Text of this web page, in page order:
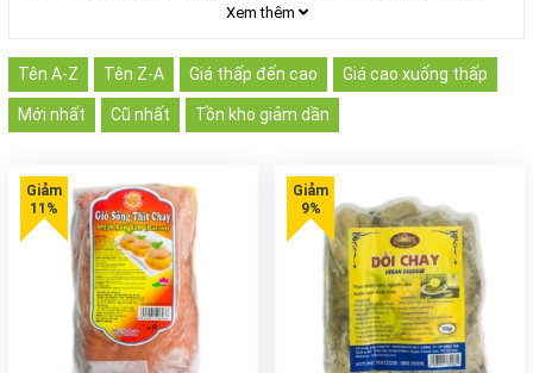
cảm nhận rõ những lợi ích tuyệt vời cho hệ tiêu hóa.
Xem thêm
Tên A-Z Tên Z-A Giá thấp đến cao Giá cao xuống thấp
Mới nhất Cũ nhất Tồn kho giảm dần